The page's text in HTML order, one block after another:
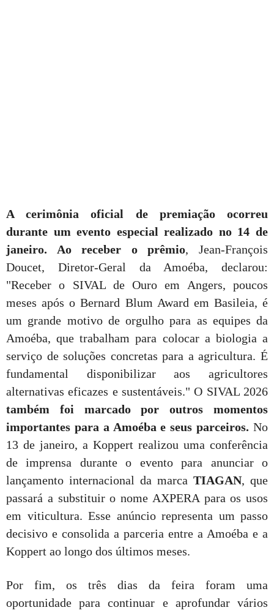
A cerimônia oficial de premiação ocorreu
durante um evento especial realizado no 14 de
janeiro. Ao receber o prêmio, Jean-François
Doucet, Diretor-Geral da Amoéba, declarou:
"Receber o SIVAL de Ouro em Angers, poucos
meses após o Bernard Blum Award em Basileia, é
um grande motivo de orgulho para as equipes da
Amoéba, que trabalham para colocar a biologia a
serviço de soluções concretas para a agricultura. É
fundamental disponibilizar aos agricultores
alternativas eficazes e sustentáveis." O SIVAL 2026
também foi marcado por outros momentos
importantes para a Amoéba e seus parceiros. No
13 de janeiro, a Koppert realizou uma conferência
de imprensa durante o evento para anunciar o
lançamento internacional da marca TIAGAN, que
passará a substituir o nome AXPERA para os usos
em viticultura. Esse anúncio representa um passo
decisivo e consolida a parceria entre a Amoéba e a
Koppert ao longo dos últimos meses.
Por fim, os três dias da feira foram uma
oportunidade para continuar e aprofundar vários